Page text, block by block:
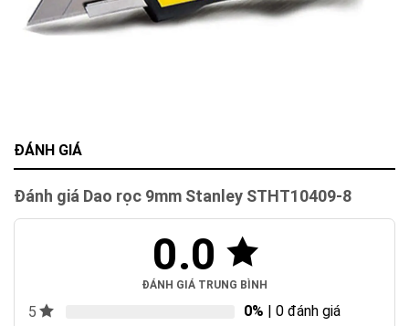
ĐÁNH GIÁ
Đánh giá Dao rọc 9mm Stanley STHT10409-8
0.0
ĐÁNH GIÁ TRUNG BÌNH
5 0% | 0 đánh giá